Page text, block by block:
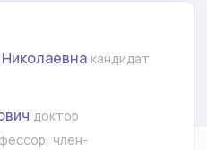
кандидат
доктор
член-